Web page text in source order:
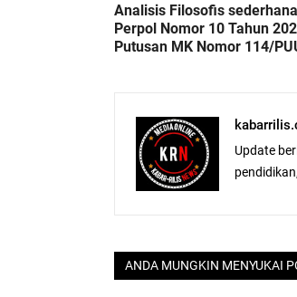
Analisis Filosofis
Perpol Nomor 10 Tahun
Putusan MK Nomor 114/
Update
ANDA MUNGKIN MENYUKAI